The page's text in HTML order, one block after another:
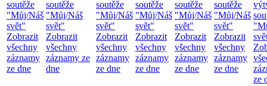
soutěže
"Můj/Náš
svět"
Zobrazit
všechny
záznamy
ze dne
soutěže
"Můj/Náš
svět"
Zobrazit
všechny
záznamy ze
dne
soutěže
"Můj/Náš
svět"
Zobrazit
všechny
záznamy
ze dne
soutěže
"Můj/Náš
svět"
Zobrazit
všechny
záznamy
ze dne
soutěže
"Můj/Náš
svět"
Zobrazit
všechny
záznamy
ze dne
soutěže
"Můj/Náš
svět"
Zobrazit
všechny
záznamy
ze dne
ze